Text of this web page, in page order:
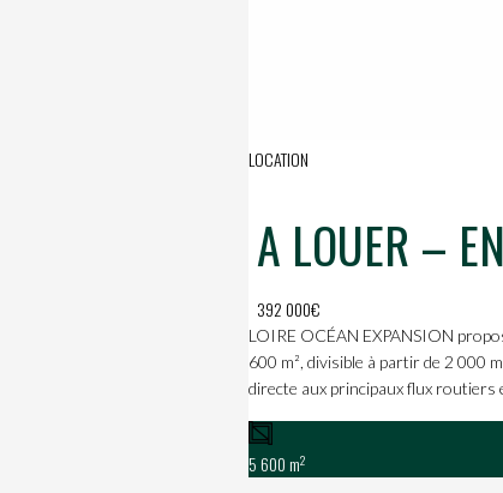
LOCATION
392 000€
LOIRE OCÉAN EXPANSION
600 m², divisible à partir de 2 000
directe aux principaux flux routiers
5 600 m2